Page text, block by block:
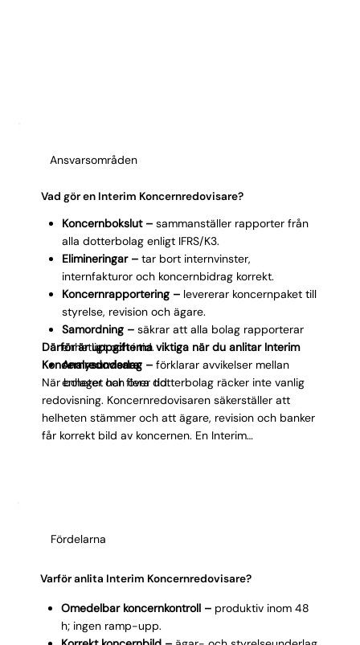
Ansvarsområden
Vad gör en Interim Koncernredovisare?
Koncernbokslut –sammanställer rapporter från
alla dotterbolag enligt IFRS/K3.
Elimineringar –tar bort internvinster,
internfakturor och koncernbidrag korrekt.
Koncernrapportering –levererar koncernpaket till
styrelse, revision och ägare.
Samordning – säkrar att alla bolag rapporterar
enhetligt och i tid.
Analysunderlag –förklarar avvikelser mellan
enheter och över tid.
Därför är uppgifterna viktiga när du anlitar Interim
Koncernredovisare:
När bolaget har flera dotterbolag räcker inte vanlig
redovisning. Koncernredovisaren säkerställer att
helheten stämmer och att ägare, revision och banker
får korrekt bild av koncernen. En Interim
förhindrar att samma vinst räknas dubbelt och att
Koncernrapporteringen levereras komplett till
förklaringar, vilket säkerställer att alla intressenter får
rätt underlag för beslut och granskning. Samordning
Fördelarna
Varför anlita Interim Koncernredovisare?
Omedelbar koncernkontroll –produktiv inom 48
h; ingen ramp-upp.